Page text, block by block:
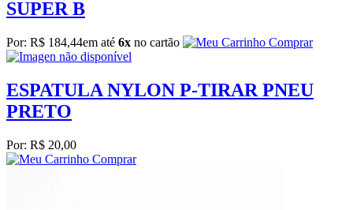
SUPER B
Por: R$ 184,44em até 6x no cartão Comprar
ESPATULA NYLON P-TIRAR PNEU
PRETO
Por: R$ 20,00
Comprar